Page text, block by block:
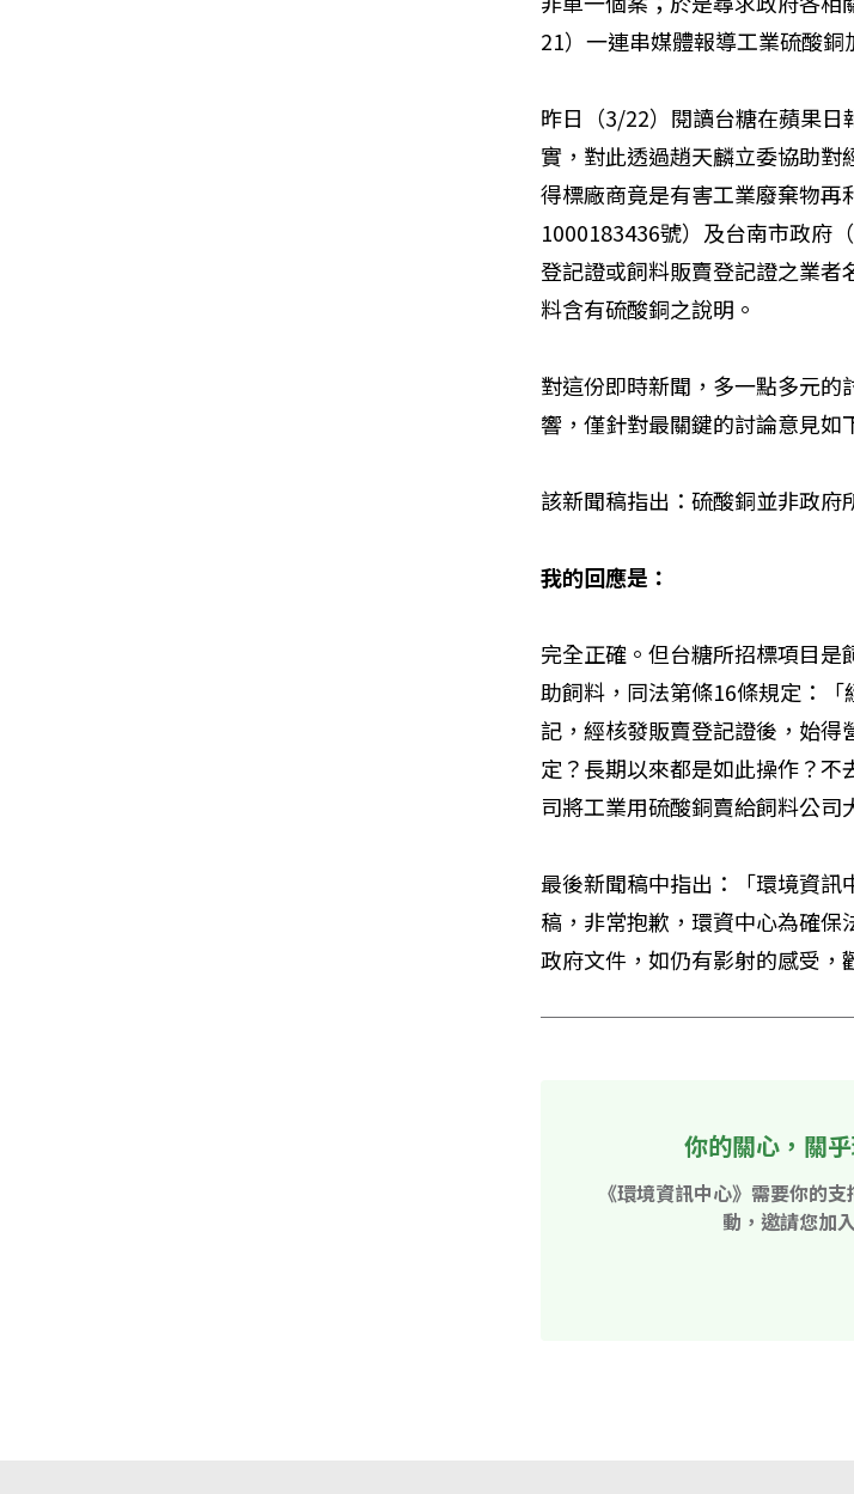
21）一連串媒體報導工業硫酸銅
昨日（3/22）閱讀台糖在蘋果日
實，對此透過趙天麟立委協助對
得標廠商竟是有害工業廢棄物
1000183436號）及台南市政府
登記證或飼料販賣登記證之業者
料含有硫酸銅之說明。
對這份即時新聞，多一點多元
響，僅針對最關鍵的討論意見如
該新聞稿指出：硫酸銅並非政
我的回應是：
完全正確。但台糖所招標項目
助飼料，同法第條16條規定：
記，經核發販賣登記證後，始
定？長期以來都是如此操作？
司將工業用硫酸銅賣給飼料公司
最後新聞稿中指出：「環境資
稿，非常抱歉，環資中心為確
政府文件，如仍有影射的感受，
你的關心，關
《環境資訊中心》需要你的
動，邀請您加